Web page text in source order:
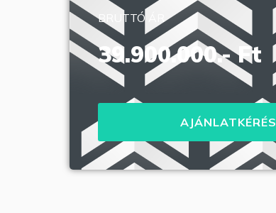
BRUTTÓ ÁR
39.900.000.- Ft
AJÁNLATKÉRÉS